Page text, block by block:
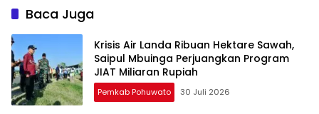
Baca Juga
Krisis Air Landa Ribuan Hektare Sawah,
Saipul Mbuinga Perjuangkan Program
JIAT Miliaran Rupiah
Pemkab Pohuwato 30 Juli 2026